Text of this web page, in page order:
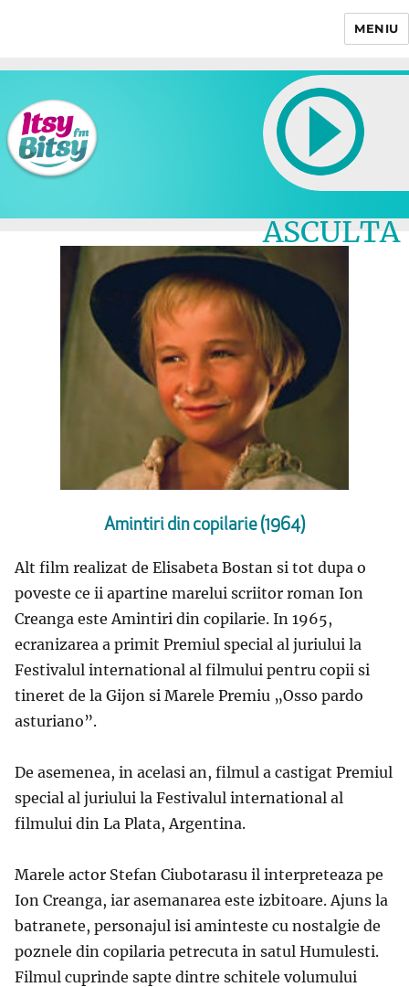
MENIU
ASCULTA
LIVE
Amintiri din copilarie (1964)
Alt film realizat de Elisabeta Bostan si tot dupa o
poveste ce ii apartine marelui scriitor roman Ion
Creanga este Amintiri din copilarie. In 1965,
ecranizarea a primit Premiul special al juriului la
Festivalul international al filmului pentru copii si
tineret de la Gijon si Marele Premiu „Osso pardo
asturiano”.
De asemenea, in acelasi an, filmul a castigat Premiul
special al juriului la Festivalul international al
filmului din La Plata, Argentina.
Marele actor Stefan Ciubotarasu il interpreteaza pe
Ion Creanga, iar asemanarea este izbitoare. Ajuns la
batranete, personajul isi aminteste cu nostalgie de
poznele din copilaria petrecuta in satul Humulesti.
Filmul cuprinde sapte dintre schitele volumului